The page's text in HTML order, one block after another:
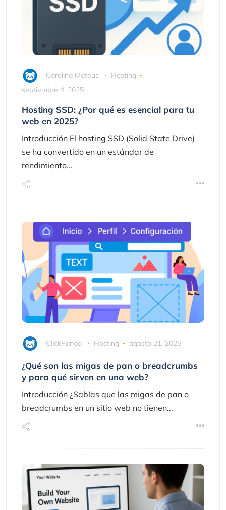
Carolina Mateus
Hosting
septiembre 4, 2025
Hosting SSD: ¿Por qué es esencial para tu
web en 2025?
Introducción El hosting SSD (Solid State Drive)
se ha convertido en un estándar de
rendimiento...
ClickPanda Hosting agosto 21, 2025
¿Qué son las migas de pan o breadcrumbs
y para qué sirven en una web?
Introducción ¿Sabías que las migas de pan o
breadcrumbs en un sitio web no tienen...